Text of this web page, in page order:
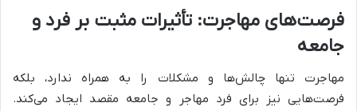
فرصت‌های مهاجرت: تأثیرات مثبت بر فرد و
جامعه
مهاجرت تنها چالش‌ها و مشکلات را به همراه ندارد، بلکه
فرصت‌هایی نیز برای فرد مهاجر و جامعه مقصد ایجاد می‌کند.